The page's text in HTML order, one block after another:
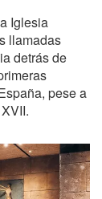
Iglesia
llamadas
detrás de
pese a